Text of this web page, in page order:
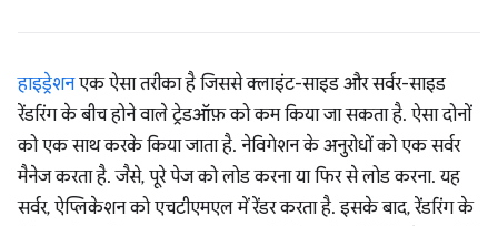
हाइड्रेशनएक ऐसा तरीका है जिससे क्लाइंट-साइड और सर्वर-साइड
रेंडरिंग के बीच होने वाले ट्रेडऑफ़ को कम किया जा सकता है. ऐसा दोनों
को एक साथ करके किया जाता है. नेविगेशन के अनुरोधों को एक सर्वर
मैनेज करता है. जैसे, पूरे पेज को लोड करना या फिर से लोड करना. यह
सर्वर, ऐप्लिकेशन को एचटीएमएल में रेंडर करता है. इसके बाद, रेंडरिंग के